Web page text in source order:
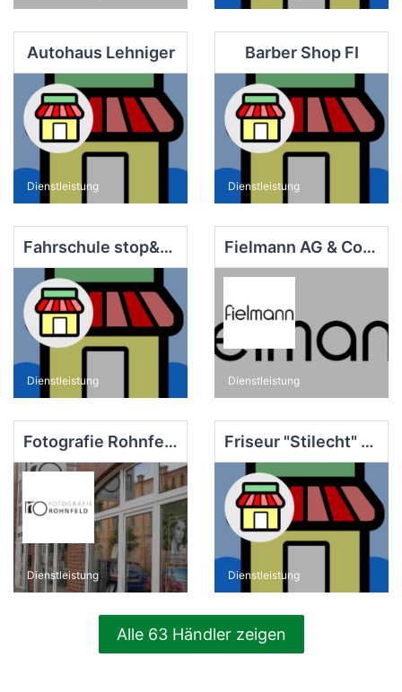
Autohaus Lehniger
Dienstleistung
Barber Shop FI
Dienstleistung
Fahrschule stop&go
Dienstleistung
Fielmann AG & Co. OHG
Dienstleistung
Fotografie Rohnfeld
Dienstleistung
Friseur "Stilecht" Mansion-Walter GbR
Dienstleistung
Alle 63 Händler zeigen